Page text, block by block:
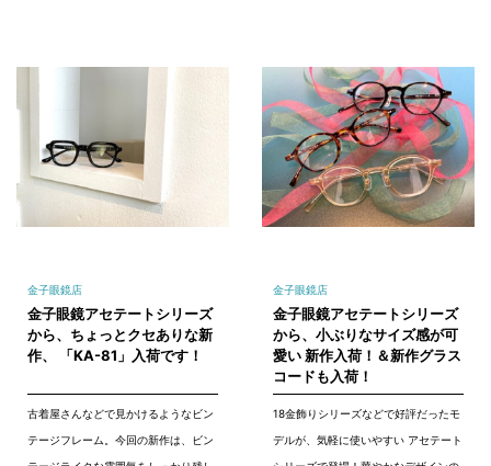
金子眼鏡店
金子眼鏡アセテートシリーズ
から、ちょっとクセありな新
作、 「KA-81」入荷です！
古着屋さんなどで見かけるようなビン
テージフレーム。今回の新作は、ビン
金子眼鏡店
金子眼鏡アセテートシリーズ
から、小ぶりなサイズ感が可
愛い 新作入荷！＆新作グラス
コードも入荷！
18金飾りシリーズなどで好評だったモ
デルが、気軽に使いやすい アセテート